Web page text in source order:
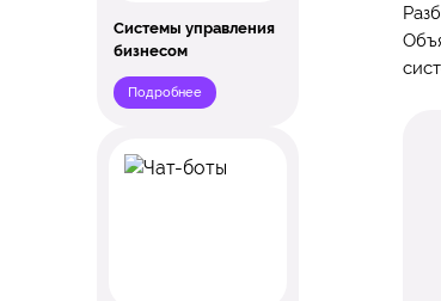
Системы управления
бизнесом
Подробнее